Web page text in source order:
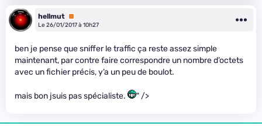
hellmut Premium
Le 26/01/2017 à 10h27
ben je pense que sniffer le traffic ça reste assez simple
maintenant, par contre faire correspondre un nombre d’octets
avec un fichier précis, y’a un peu de boulot.
mais bon jsuis pas spécialiste. " />